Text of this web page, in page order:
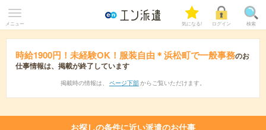
メニュー 気になる! ログイン 検索
時給1900円！未経験OK！服装自由＊浜松町で一般事務のお
仕事情報は、掲載が終了しています
掲載時の情報は、 ページ下部 からご覧いただけます。
お探しの条件に近い派遣のお仕事